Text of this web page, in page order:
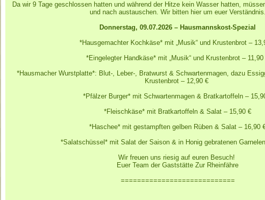
Da wir 9 Tage geschlossen hatten und während der Hitze kein Wasser hatten,
und nach austauschen. Wir bitten hier um euer Verständnis.
Donnerstag, 09.07.2026 – Hausmannskost-Spezial
*Hausgemachter Kochkäse* mit „Musik“ und Krustenbrot –
*Eingelegter Handkäse* mit „Musik“ und Krustenbrot – 11,90
*Hausmacher Wurstplatte*: Blut-, Leber-, Bratwurst & Schwartenmagen, dazu
Krustenbrot – 12,90 €
*Pfälzer Burger* mit Schwartenmagen & Bratkartoffeln –
*Fleischkäse* mit Bratkartoffeln & Salat – 15,90 €
*Haschee* mit gestampften gelben Rüben & Salat – 16,90
*Salatschüssel* mit Salat der Saison & in Honig gebratenen
Wir freuen uns riesig auf euren Besuch!
Euer Team der Gaststätte Zur Rheinfähre
============================